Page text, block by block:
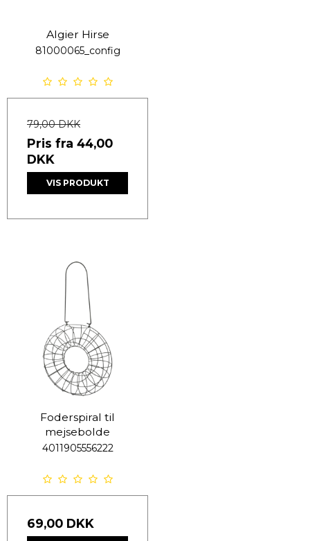
Algier Hirse
81000065_config
79,00 DKK
Pris fra 44,00
DKK
VIS PRODUKT
Foderspiral til
mejsebolde
4011905556222
69,00 DKK